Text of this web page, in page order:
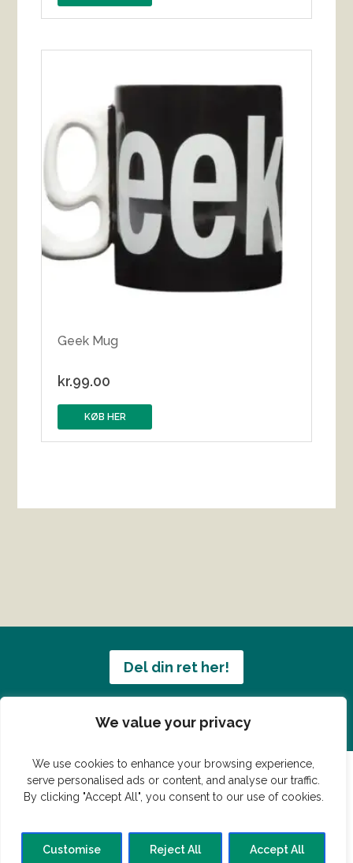
We value your privacy
We use cookies to enhance your browsing experience,
serve personalised ads or content, and analyse our traffic.
By clicking "Accept All", you consent to our use of cookies.
Customise Reject All Accept All
Geek Mug
kr.99.00
KØB HER
Del din ret her!
Har du en konge ret du vil dele?
© Vildmedmad.dk 2019. God og nem mad!
Hovedret
Bagværk Forret Buffet Dessert